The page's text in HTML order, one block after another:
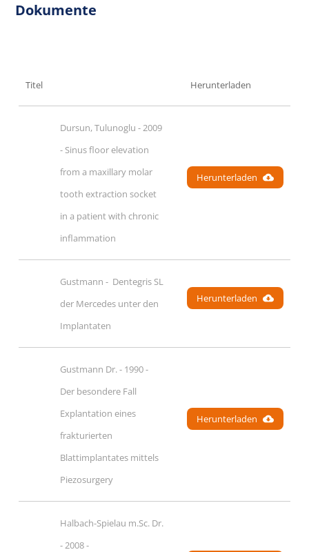
Dokumente
Titel Herunterladen
Dursun, Tulunoglu - 2009
- Sinus floor elevation
from a maxillary molar
tooth extraction socket
in a patient with chronic
inflammation
Herunterladen
Gustmann -  Dentegris SL
der Mercedes unter den
Implantaten
Herunterladen
Gustmann Dr. - 1990 -
Der besondere Fall
Explantation eines
frakturierten
Blattimplantates mittels
Piezosurgery
Herunterladen
Halbach-Spielau m.Sc. Dr.
- 2008 -